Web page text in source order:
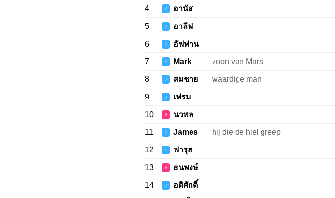
4 ♂ อานัส
5 ♂ อาลีฟ
6 ♂ อัฟฟาน
7 ♂ Mark zoon van Mars
8 ♂ สมชาย waardige man
9 ♂ เฟรม
10 ♀ นวพล
11 ♂ James hij die de hiel greep
12 ♂ ฟารุส
13 ♀ ธนพงษ์
14 ♂ อดิศักดิ์